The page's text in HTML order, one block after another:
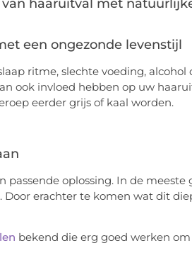
een ongezonde levenstijl
ritme, slechte voeding,
ook invloed hebben op uw
eerder grijs of kaal worden.
passende oplossing. In de
erachter te komen wat dit
bekend die erg goed werken